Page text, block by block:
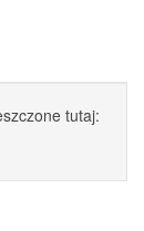
tutaj: